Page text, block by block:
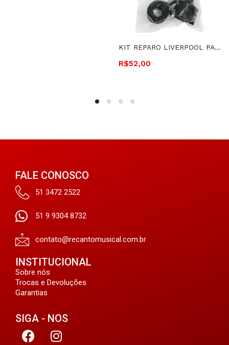
KIT REPARO LIVERPOOL PARA PRATOS – BASE + 2 FELTROS + BORBOLETA – LK REP 51059
R$52,00
FALE CONOSCO
51 3472 2522
51 9 9304 8732
contato@recantomusical.com.br
INSTITUCIONAL
Sobre nós
Trocas e Devoluções
Garantias
SIGA - NOS